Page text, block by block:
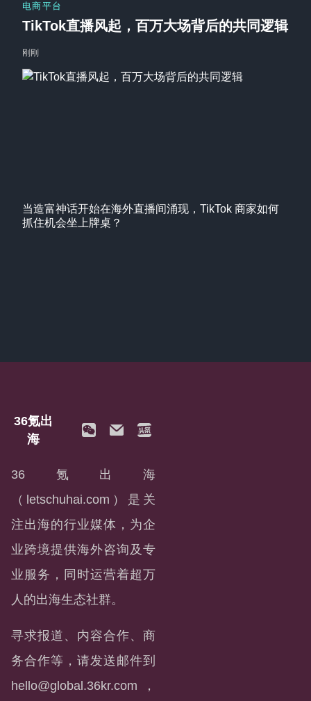
当造富神话开始在海外直播间涌现，TikTok 商家如何
抓住机会坐上牌桌？
电商平台
TikTok直播风起，百万大场背后的共同逻辑
刚刚
36氪出
海
36氪出海
（letschuhai.com）是关
注出海的行业媒体，为企
业跨境提供海外咨询及专
业服务，同时运营着超万
人的出海生态社群。
寻求报道、内容合作、商
务合作等，请发送邮件到
hello@global.36kr.com ，